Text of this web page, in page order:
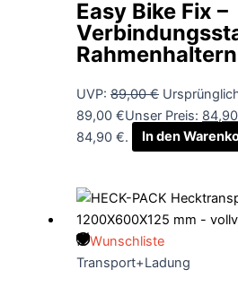
Easy Bike Fix –
Rahmenhaltern
UVP: 89,00€
89,00 €Unser Preis:
84,90 €.
In den
Wunschliste
Transport+Ladung